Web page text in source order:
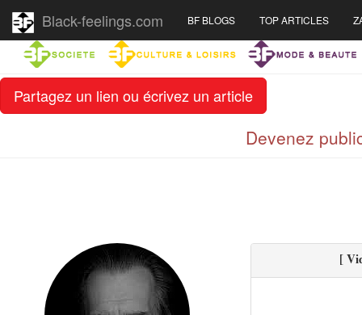
Partagez un lien ou écrivez un article
Black-feelings.com BF BLOGS TOP ARTICLES
Devenez
[